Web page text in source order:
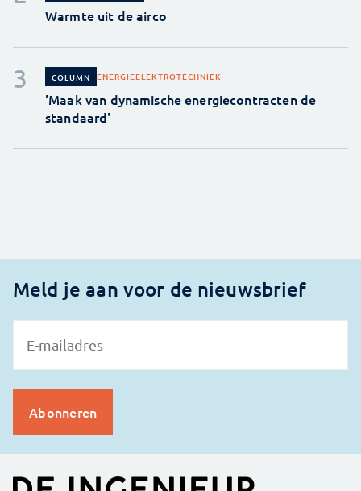
Warmte uit de airco
COLUMN ENERGIEELEKTROTECHNIEK
'Maak van dynamische energiecontracten de
standaard'
Meld je aan voor de nieuwsbrief